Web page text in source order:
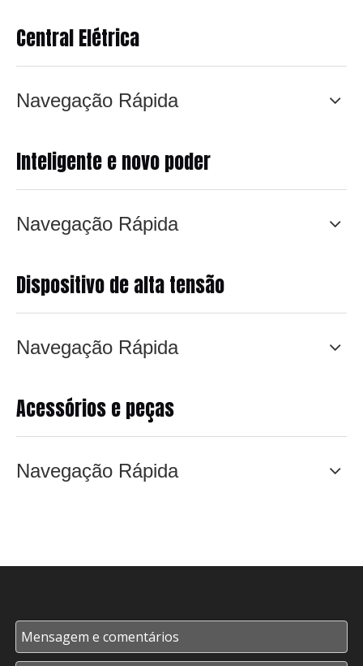
Central Elétrica
Navegação Rápida
Inteligente e novo poder
Navegação Rápida
Dispositivo de alta tensão
Navegação Rápida
Acessórios e peças
Navegação Rápida